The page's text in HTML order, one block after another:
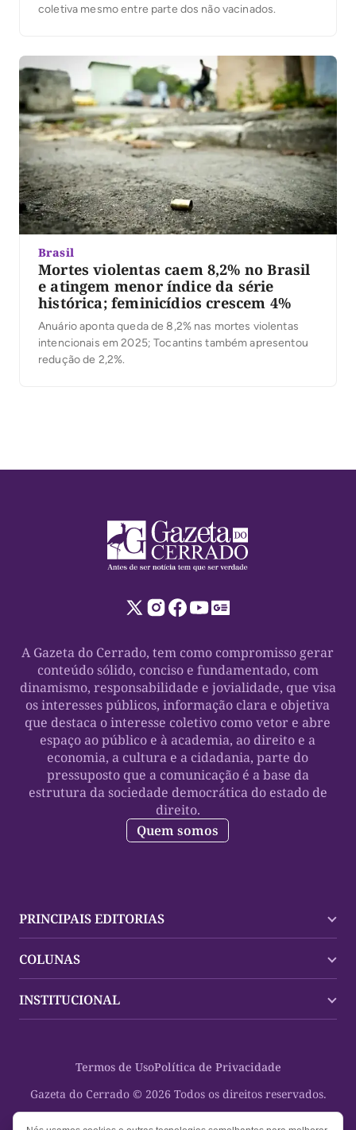
coletiva mesmo entre parte dos não vacinados.
Brasil
Mortes violentas caem 8,2% no Brasil
e atingem menor índice da série
histórica; feminicídios crescem 4%
Anuário aponta queda de 8,2% nas mortes violentas
intencionais em 2025; Tocantins também apresentou
redução de 2,2%.
A Gazeta do Cerrado, tem como compromisso gerar
conteúdo sólido, conciso e fundamentado, com
dinamismo, responsabilidade e jovialidade, que visa
os interesses públicos, informação clara e objetiva
que destaca o interesse coletivo como vetor e abre
espaço ao público e à academia, ao direito e a
economia, a cultura e a cidadania, parte do
pressuposto que a comunicação é a base da
estrutura da sociedade democrática do estado de
direito.
Quem somos
PRINCIPAIS EDITORIAS
Palmas
Mundo
Oportunidades
Cultura
Saúde
COLUNAS
Policial
Planeta Vivo
Espaço Cidadania
Turistando Gazeta
INSTITUCIONAL
Gazeta do Cerrado © 2026 Todos os direitos reservados.
Termos de UsoPolítica de Privacidade